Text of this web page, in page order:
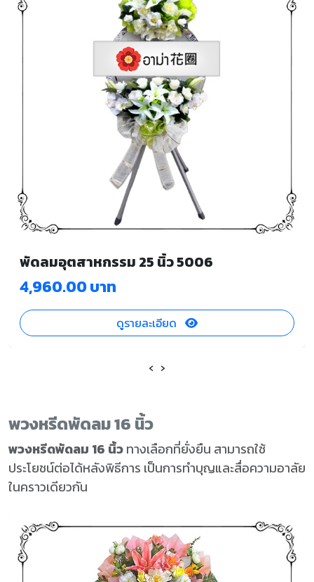
พัดลมอุตสาหกรรม 25 นิ้ว 5006
4,960.00 บาท
ดูรายละเอียด
‹ ›
พวงหรีดพัดลม 16 นิ้ว
พวงหรีดพัดลม 16 นิ้วทางเลือกที่ยั่งยืน สามารถใช้
ประโยชน์ต่อได้หลังพิธีการ เป็นการทำบุญและสื่อความอาลัย
ในคราวเดียวกัน